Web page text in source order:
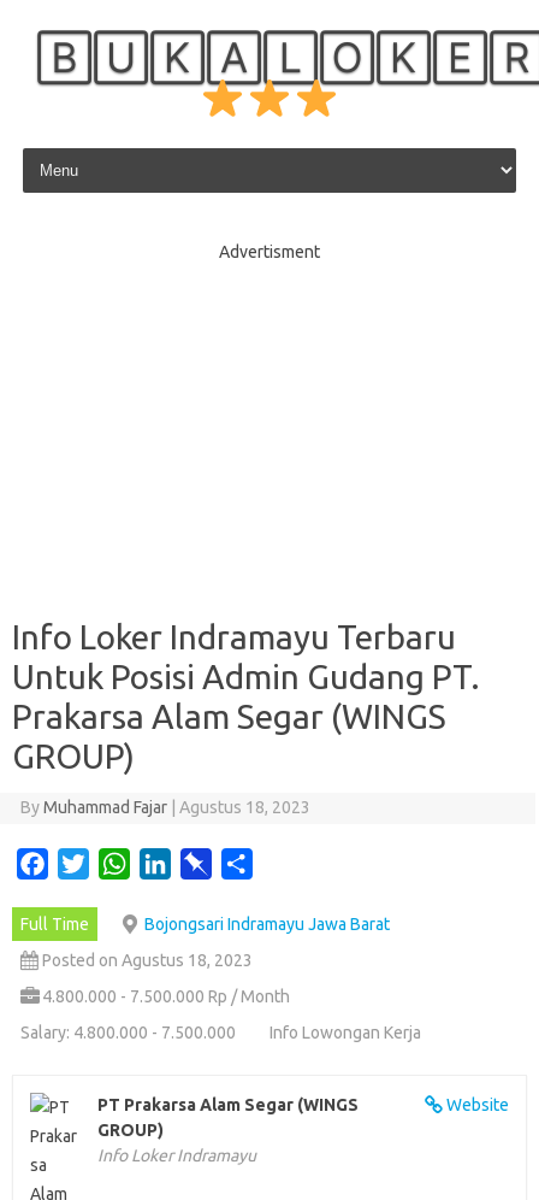
Skip to content
Advertisment
Info Loker Indramayu Terbaru
Untuk Posisi Admin Gudang PT.
Prakarsa Alam Segar (WINGS
GROUP)
ByMuhammad Fajar Agustus 18, 2023
c
e
b
t
t
W
a
t
s
n
k
e
n
b
o
a
e
Full Time
Bojongsari Indramayu Jawa Barat
Posted on Agustus 18, 2023
4.800.000 - 7.500.000 Rp / Month
Salary: 4.800.000 - 7.500.000
Info Lowongan Kerja
Website
PT Prakarsa Alam Segar (WINGS
GROUP)
Info Loker Indramayu